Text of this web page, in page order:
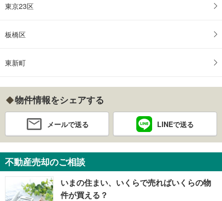
東京23区
板橋区
東新町
物件情報をシェアする
メールで送る LINEで送る
不動産売却のご相談
いまの住まい、いくらで売ればいくらの物
件が買える？